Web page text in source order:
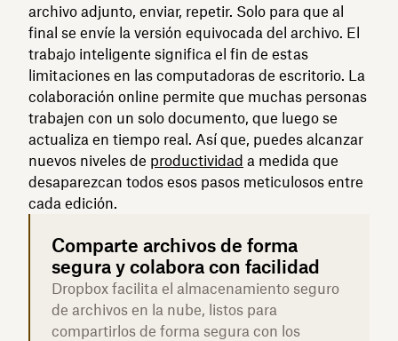
archivo adjunto, enviar, repetir. Solo para que al
final se envíe la versión equivocada del archivo. El
trabajo inteligente significa el fin de estas
limitaciones en las computadoras de escritorio. La
colaboración online permite que muchas personas
trabajen con un solo documento, que luego se
actualiza en tiempo real. Así que, puedes alcanzar
nuevos niveles de productividad a medida que
desaparezcan todos esos pasos meticulosos entre
cada edición.
Comparte archivos de forma
segura y colabora con facilidad
Dropbox facilita el almacenamiento seguro
de archivos en la nube, listos para
compartirlos de forma segura con los